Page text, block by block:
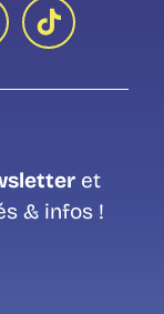
et
& infos !